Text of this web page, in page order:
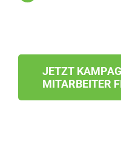
JETZT
MITARBEITER